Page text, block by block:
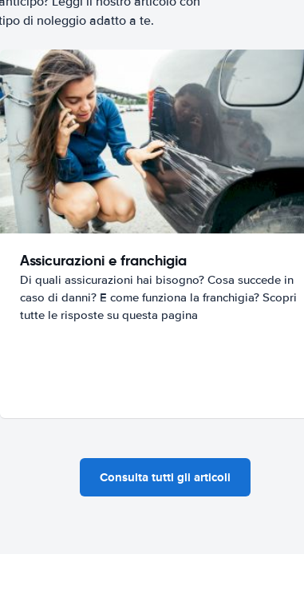
di noleggio adatto a te.
Assicurazioni e franchigia
Di quali assicurazioni hai bisogno? Cosa succede in
caso di danni? E come funziona la franchigia? Scopri
tutte le risposte su questa pagina
Consulta tutti gli articoli